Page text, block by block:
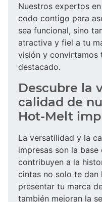
Nuestros expertos
codo contigo para
sea funcional, sino
atractiva y fiel a tu
visión y convirtamos
destacado.
Descubre la
calidad de
Hot-Melt
La versatilidad y la
impresas son la
contribuyen a la
cintas no solo te
presentar tu marca
también mejoran la